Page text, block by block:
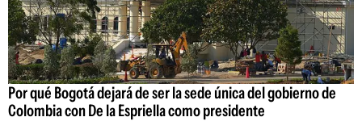
Por qué Bogotá dejará de ser la sede única del gobierno de
Colombia con De la Espriella como presidente